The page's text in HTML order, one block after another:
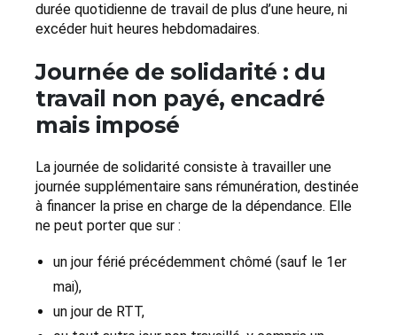
durée quotidienne de travail de plus d’une heure, ni
excéder huit heures hebdomadaires.
Journée de solidarité : du
travail non payé, encadré
mais imposé
La journée de solidarité consiste à travailler une
journée supplémentaire sans rémunération, destinée
à financer la prise en charge de la dépendance. Elle
ne peut porter que sur :
un jour férié précédemment chômé (sauf le 1er
mai),
un jour de RTT,